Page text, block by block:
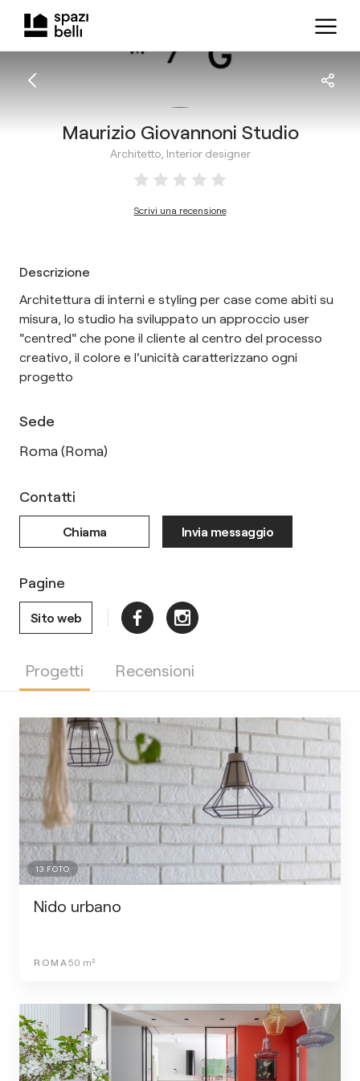
Maurizio Giovannoni Studio
Architetto, Interior designer
Scrivi una recensione
Descrizione
Architettura di interni e styling per case come abiti su
misura, lo studio ha sviluppato un approccio user
"centred" che pone il cliente al centro del processo
creativo, il colore e l'unicità caratterizzano ogni
progetto
Sede
Roma (Roma)
Pagine
Sito web
Contatti
Chiama Invia messaggio
Progetti Recensioni
13 FOTO
Nido urbano
ROMA 50 m²